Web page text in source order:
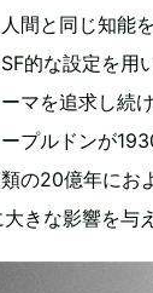
間と同じ知能
的な設定を用
マを追求し続
プルドンが
の20億年にお
きな影響を与